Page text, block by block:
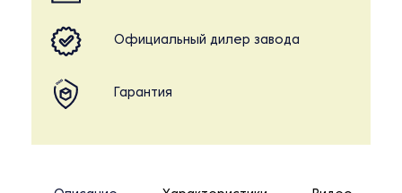
Официальный дилер завода
Гарантия